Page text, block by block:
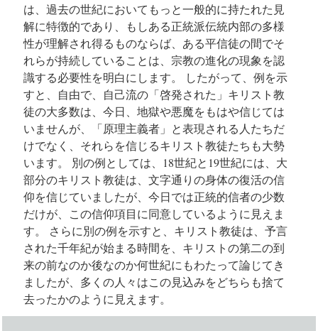
は、過去の世紀においてもっと一般的に持たれた見
解に特徴的であり、もしある正統派伝統内部の多様
性が理解され得るものならば、ある平信徒の間でそ
れらが持続していることは、宗教の進化の現象を認
識する必要性を明白にします。 したがって、例を示
すと、自由で、自己流の「啓発された」キリスト教
徒の大多数は、今日、地獄や悪魔をもはや信じては
いませんが、「原理主義者」と表現される人たちだ
けでなく、それらを信じるキリスト教徒たちも大勢
います。 別の例としては、18世紀と19世紀には、大
部分のキリスト教徒は、文字通りの身体の復活の信
仰を信じていましたが、今日では正統的信者の少数
だけが、この信仰項目に同意しているように見えま
す。 さらに別の例を示すと、キリスト教徒は、予言
された千年紀が始まる時間を、キリストの第二の到
来の前なのか後なのか何世紀にもわたって論じてき
ましたが、多くの人々はこの見込みをどちらも捨て
去ったかのように見えます。